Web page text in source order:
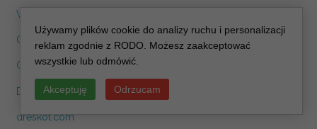
WYSYŁKA I ODBIÓR OSOBISTY
O NAS
CIASTECZKA
DLA WEDDING PLANERA
dreskot.com
Używamy plików cookie do analizy ruchu i personalizacji
reklam zgodnie z RODO. Możesz zaakceptować
wszystkie lub odmówić.
Akceptuję Odrzucam